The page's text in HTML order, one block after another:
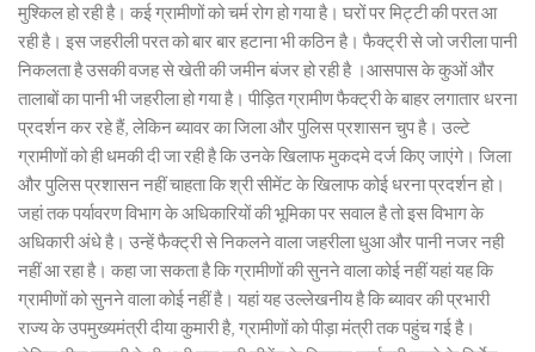
मुश्किल हो रही है। कई ग्रामीणों को चर्म रोग हो गया है। घरों पर मिट्टी की परत आ
रही है। इस जहरीली परत को बार बार हटाना भी कठिन है। फैक्ट्री से जो जरीला पानी
निकलता है उसकी वजह से खेती की जमीन बंजर हो रही है ।आसपास के कुओं और
तालाबों का पानी भी जहरीला हो गया है। पीड़ित ग्रामीण फैक्ट्री के बाहर लगातार धरना
प्रदर्शन कर रहे हैं, लेकिन ब्यावर का जिला और पुलिस प्रशासन चुप है। उल्टे
ग्रामीणों को ही धमकी दी जा रही है कि उनके खिलाफ मुकदमे दर्ज किए जाएंगे। जिला
और पुलिस प्रशासन नहीं चाहता कि श्री सीमेंट के खिलाफ कोई धरना प्रदर्शन हो।
जहां तक पर्यावरण विभाग के अधिकारियों की भूमिका पर सवाल है तो इस विभाग के
अधिकारी अंधे है। उन्हें फैक्ट्री से निकलने वाला जहरीला धुआ और पानी नजर नही
नहीं आ रहा है। कहा जा सकता है कि ग्रामीणों की सुनने वाला कोई नहीं यहां यह कि
ग्रामीणों को सुनने वाला कोई नहीं है। यहां यह उल्लेखनीय है कि ब्यावर की प्रभारी
राज्य के उपमुख्यमंत्री दीया कुमारी है, ग्रामीणों को पीड़ा मंत्री तक पहुंच गई है।